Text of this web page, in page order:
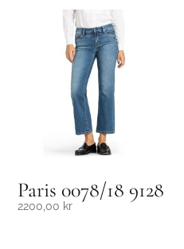
Paris 0078/18 9128
2200,00 kr